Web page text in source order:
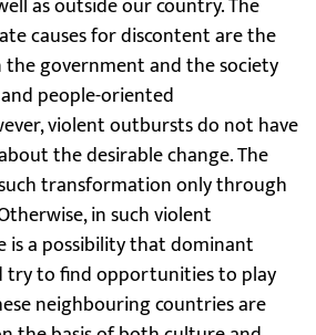
causes for discontent are the
government and the society
people-oriented
violent outbursts do not have
the desirable change. The
transformation only through
in such violent
is a possibility that dominant
try to find opportunities to play
neighbouring countries are